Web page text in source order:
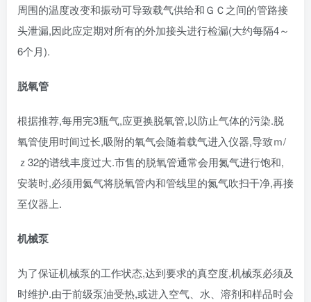
周围的温度改变和振动可导致载气供给和ＧＣ之间的管路接
头泄漏,因此应定期对所有的外加接头进行检漏(大约每隔4～
6个月).
脱氧管
根据推荐,每用完3瓶气,应更换脱氧管,以防止气体的污染.脱
氧管使用时间过长,吸附的氧气会随着载气进入仪器,导致ｍ/
ｚ32的谱线丰度过大.市售的脱氧管通常会用氮气进行饱和,
安装时,必须用氦气将脱氧管内和管线里的氮气吹扫干净,再接
至仪器上.
机械泵
为了保证机械泵的工作状态,达到要求的真空度,机械泵必须及
时维护.由于前级泵油受热,或进入空气、水、溶剂和样品时会